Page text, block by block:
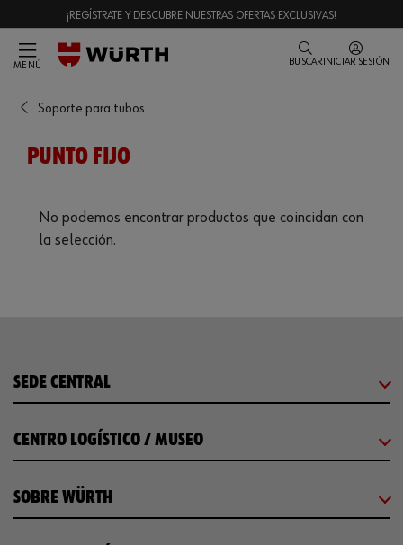
¡REGÍSTRATE Y DESCUBRE NUESTRAS OFERTAS EXCLUSIVAS!
MENÚ BUSCAR INICIAR SESIÓN
Soporte para tubos
PUNTO FIJO
No podemos encontrar productos que coincidan con
la selección.
SEDE CENTRAL
CENTRO LOGÍSTICO / MUSEO
SOBRE WÜRTH